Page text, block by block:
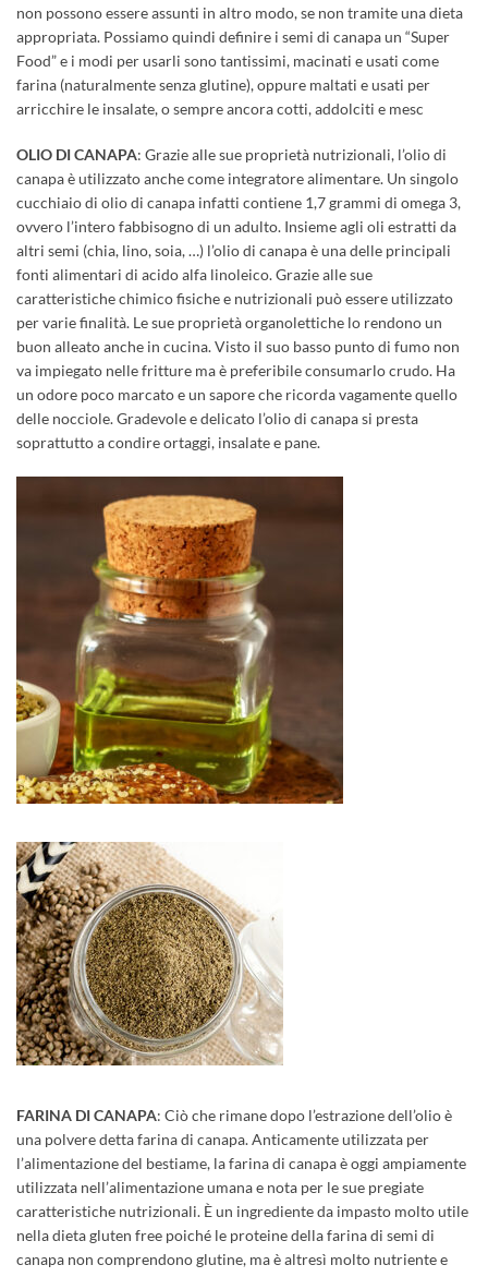
non possono essere assunti in altro modo, se non tramite una dieta
appropriata. Possiamo quindi definire i semi di canapa un “Super
Food” e i modi per usarli sono tantissimi, macinati e usati come
farina (naturalmente senza glutine), oppure maltati e usati per
arricchire le insalate, o sempre ancora cotti, addolciti e mesc
OLIO DI CANAPA: Grazie alle sue proprietà nutrizionali, l’olio di
canapa è utilizzato anche come integratore alimentare. Un singolo
cucchiaio di olio di canapa infatti contiene 1,7 grammi di omega 3,
ovvero l’intero fabbisogno di un adulto. Insieme agli oli estratti da
altri semi (chia, lino, soia, …) l’olio di canapa è una delle principali
fonti alimentari di acido alfa linoleico. Grazie alle sue
caratteristiche chimico fisiche e nutrizionali può essere utilizzato
per varie finalità. Le sue proprietà organolettiche lo rendono un
buon alleato anche in cucina. Visto il suo basso punto di fumo non
va impiegato nelle fritture ma è preferibile consumarlo crudo. Ha
un odore poco marcato e un sapore che ricorda vagamente quello
delle nocciole. Gradevole e delicato l’olio di canapa si presta
soprattutto a condire ortaggi, insalate e pane.
FARINA DI CANAPA: Ciò che rimane dopo l’estrazione dell’olio è
una polvere detta farina di canapa. Anticamente utilizzata per
l’alimentazione del bestiame, la farina di canapa è oggi ampiamente
utilizzata nell’alimentazione umana e nota per le sue pregiate
caratteristiche nutrizionali. È un ingrediente da impasto molto utile
nella dieta gluten free poiché le proteine della farina di semi di
canapa non comprendono glutine, ma è altresì molto nutriente e